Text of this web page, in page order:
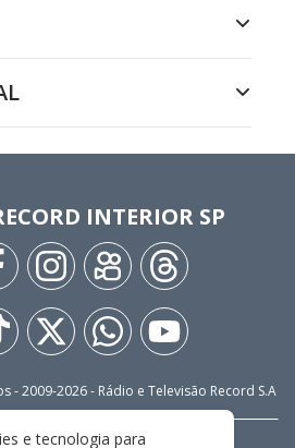
INTERIOR SP
- 2009-2026- Rádio e Televisão Record S.A
e tecnologia para